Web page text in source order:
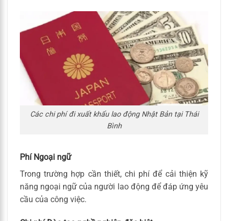
Các chi phí đi xuất khẩu lao động Nhật Bản tại Thái
Bình
Phí Ngoại ngữ
Trong trường hợp cần thiết, chi phí để cải thiện kỹ
năng ngoại ngữ của người lao động để đáp ứng yêu
cầu của công việc.